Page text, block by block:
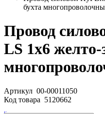
бухта
Провод
LS 1х6
Артикул 00-00011050
Код товара 5120662